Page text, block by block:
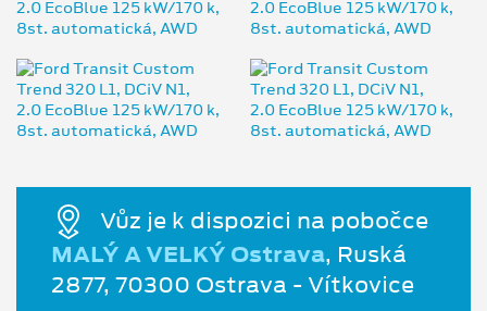
Vůz je k dispozici na pobočce
MALÝ A VELKÝ Ostrava, Ruská
2877, 70300 Ostrava - Vítkovice